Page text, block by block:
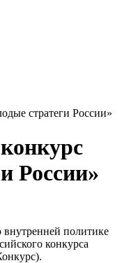
стратеги России»
России»
политике
конкурса